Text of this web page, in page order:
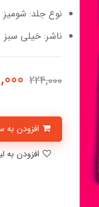
نوع جلد: شومیز
ناشر: خیلی سبز
224,000